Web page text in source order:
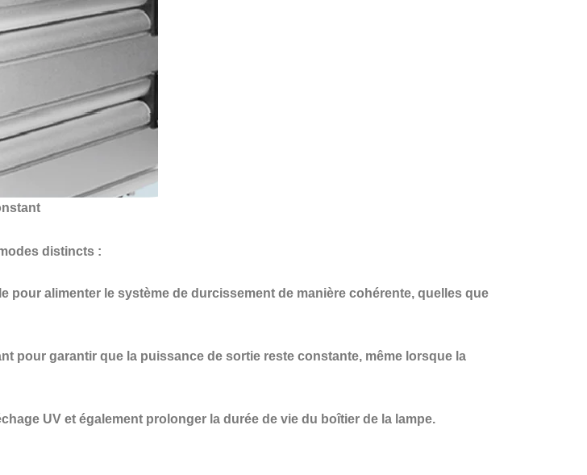
distincts :
pour alimenter le système de durcissement de manière cohérente, quelles que
pour garantir que la puissance de sortie reste constante, même lorsque la
UV et également prolonger la durée de vie du boîtier de la lampe.